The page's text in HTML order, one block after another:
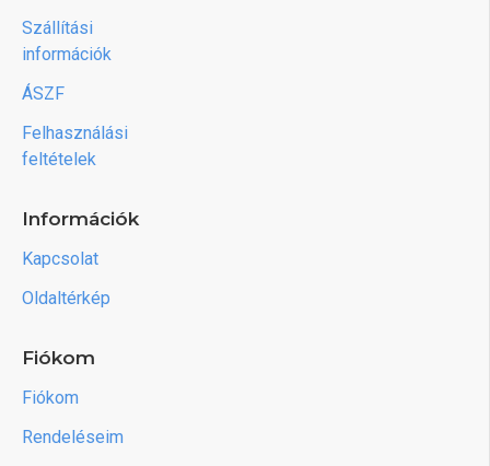
Szállítási
információk
ÁSZF
Felhasználási
feltételek
Információk
Kapcsolat
Oldaltérkép
Fiókom
Fiókom
Rendeléseim